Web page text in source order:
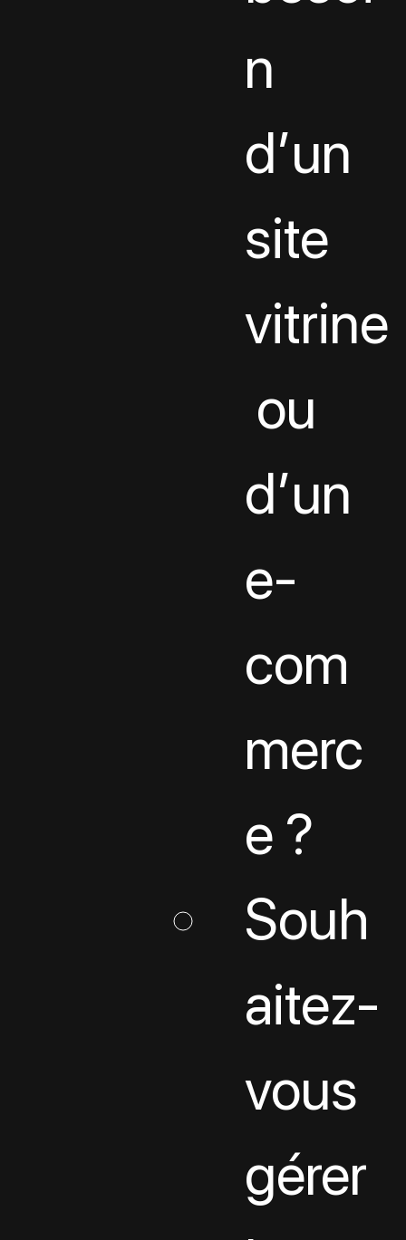
n
d’un
site
vitrine
ou
d’un
e-
com
merc
e ?
Souh
aitez-
vous
gérer